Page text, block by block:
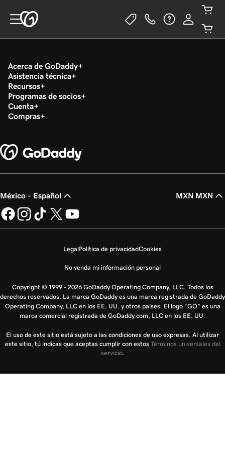
Acerca de GoDaddy
Asistencia técnica
Recursos
Programas de socios
Cuenta
Compras
México - Español MXN MXN
LegalPolítica de privacidadCookies
No venda mi información personal
Copyright © 1999 - 2026 GoDaddy Operating Company, LLC. Todos los
derechos reservados. La marca GoDaddy es una marca registrada de GoDaddy
Operating Company, LLC en los EE. UU. y otros países. El logo “GO” es una
marca comercial registrada de GoDaddy.com, LLC en los EE. UU.
El uso de este sitio está sujeto a las condiciones de uso expresas. Al utilizar
este sitio, tú indicas que aceptas cumplir con estos Términos universales del
servicio.